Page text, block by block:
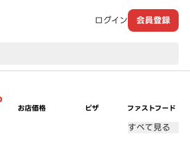
ログイン 会員登録
お店価格 ピザ ファストフード
すべて見る